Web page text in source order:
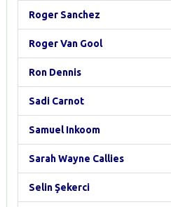
Roger Sanchez
Roger Van Gool
Ron Dennis
Sadi Carnot
Samuel Inkoom
Sarah Wayne Callies
Selin Şekerci